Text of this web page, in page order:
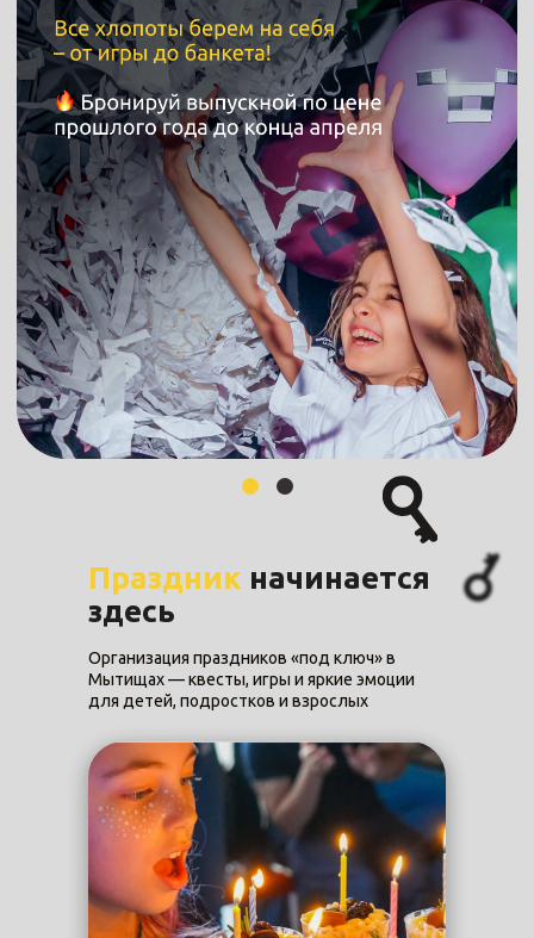
Организация праздников «под ключ» в
Мытищах — квесты, игры и яркие эмоции
для детей, подростков и взрослых
Праздник начинается
здесь